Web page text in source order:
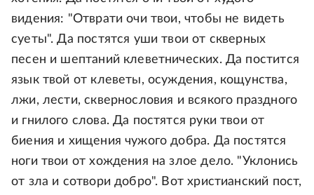
видения: "Отврати очи твои, чтобы не видеть
суеты". Да постятся уши твои от скверных
песен и шептаний клеветнических. Да постится
язык твой от клеветы, осуждения, кощунства,
лжи, лести, сквернословия и всякого праздного
и гнилого слова. Да постятся руки твои от
биения и хищения чужого добра. Да постятся
ноги твои от хождения на злое дело. "Уклонись
от зла и сотвори добро". Вот христианский пост,